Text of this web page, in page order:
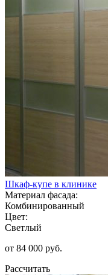
Шкаф-купе в клинике
Материал фасада:
Комбинированный
Цвет:
Светлый
от 84 000 руб.
Рассчитать